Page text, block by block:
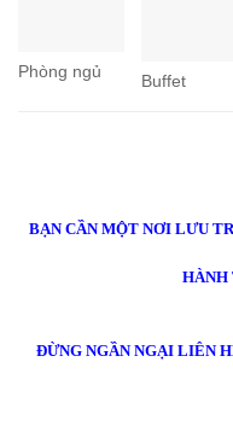
Phòng ngủ Buffet
BẠN CẦN MỘT NƠI LƯU
HÀNH
ĐỪNG NGẦN NGẠI LIÊN